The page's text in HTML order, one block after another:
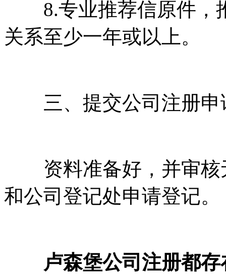
8.专业推荐信原件，
关系至少一年或以上。
三、提交公司注册申
资料准备好，并审核
和公司登记处申请登记。
卢森堡公司注册都存